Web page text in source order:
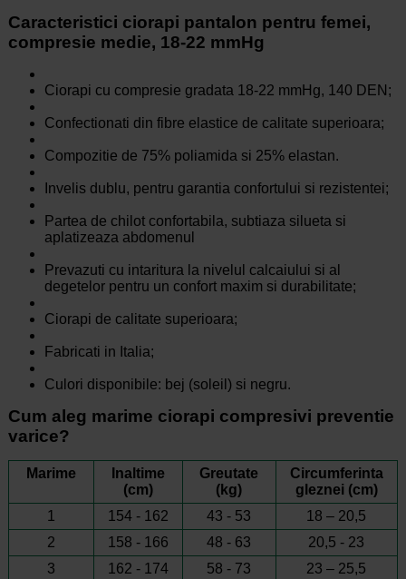
Caracteristici ciorapi pantalon pentru femei,
compresie medie, 18-22 mmHg
Ciorapi cu compresie gradata 18-22 mmHg, 140 DEN;
Confectionati din fibre elastice de calitate superioara;
Compozitie de 75% poliamida si 25% elastan.
Invelis dublu, pentru garantia confortului si rezistentei;
Partea de chilot confortabila, subtiaza silueta si
aplatizeaza abdomenul
Prevazuti cu intaritura la nivelul calcaiului si al
degetelor pentru un confort maxim si durabilitate;
Ciorapi de calitate superioara;
Fabricati in Italia;
Culori disponibile: bej (soleil) si negru.
Cum aleg marime ciorapi compresivi preventie
varice?
Marime
Inaltime
(cm)
Greutate
(kg)
Circumferinta
gleznei (cm)
1
154 - 162 43 - 53
18 – 20,5
2
158 - 166 48 - 63
20,5 - 23
3
162 - 174 58 - 73 23 – 25,5